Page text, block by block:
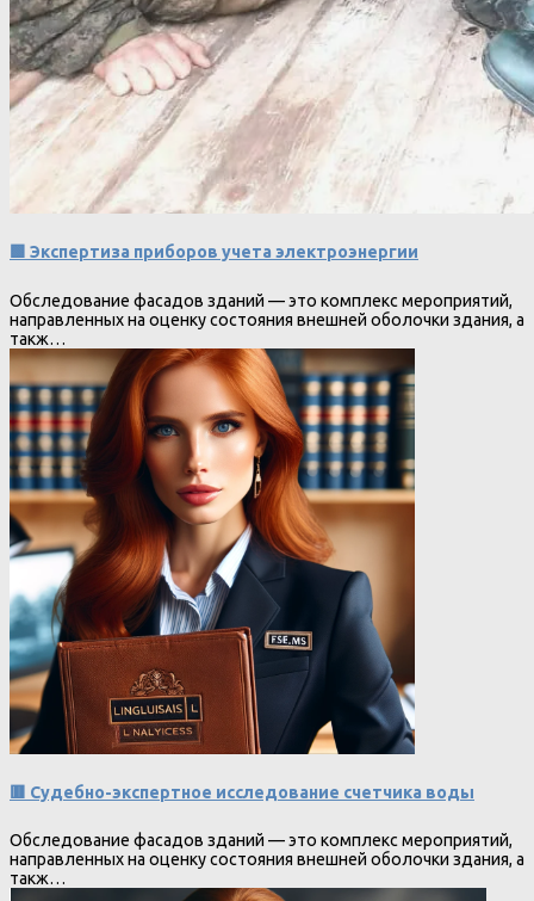
🟩 Экспертиза приборов учета электроэнергии
Обследование фасадов зданий — это комплекс мероприятий,
направленных на оценку состояния внешней оболочки здания, а
такж…
🟥 Судебно-экспертное исследование счетчика воды
Обследование фасадов зданий — это комплекс мероприятий,
направленных на оценку состояния внешней оболочки здания, а
такж…